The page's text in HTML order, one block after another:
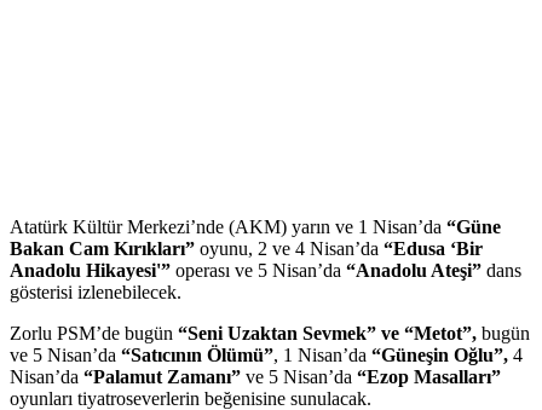
Atatürk Kültür Merkezi’nde (AKM) yarın ve 1 Nisan’da “Güne
Bakan Cam Kırıkları” oyunu, 2 ve 4 Nisan’da “Edusa ‘Bir
Anadolu Hikayesi'” operası ve 5 Nisan’da “Anadolu Ateşi” dans
gösterisi izlenebilecek.
Zorlu PSM’de bugün “Seni Uzaktan Sevmek” ve “Metot”, bugün
ve 5 Nisan’da “Satıcının Ölümü”, 1 Nisan’da “Güneşin Oğlu”, 4
Nisan’da “Palamut Zamanı” ve 5 Nisan’da “Ezop Masalları”
oyunları tiyatroseverlerin beğenisine sunulacak.